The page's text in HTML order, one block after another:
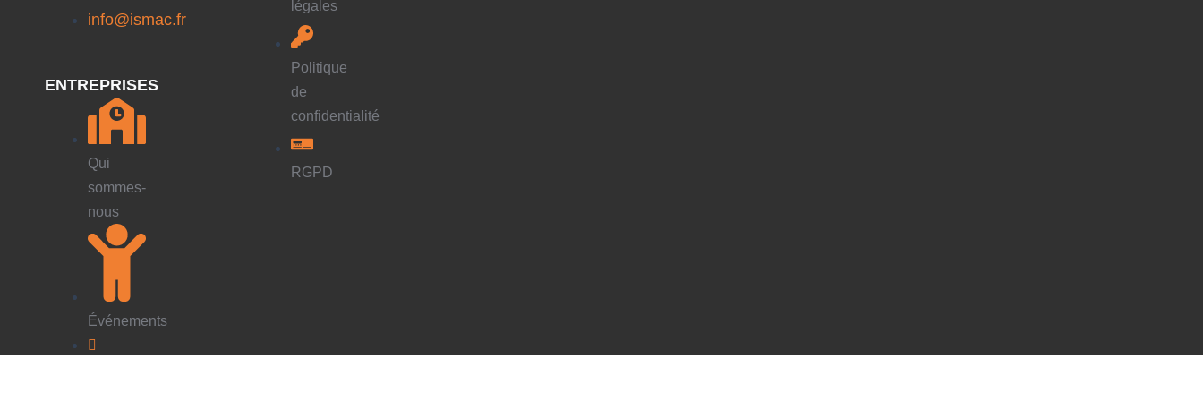
info@ismac.fr
ENTREPRISES
Qui
sommes-
nous
Événements
légales
Politique
de
confidentialité
RGPD